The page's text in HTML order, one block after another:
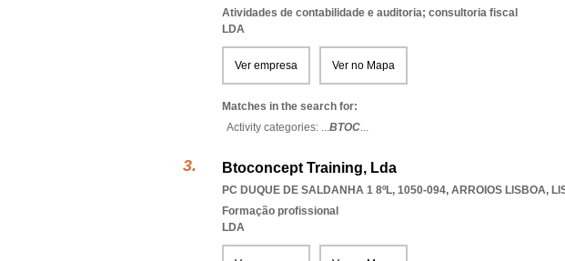
Atividades de contabilidade e auditoria; consultoria fiscal
LDA
Ver empresa Ver no Mapa
Matches in the search for:
Activity categories: ...BTOC...
Btoconcept Training, Lda
PC DUQUE DE SALDANHA 1 8ºL, 1050-094, ARROIOS LISBOA,
Formação profissional
LDA